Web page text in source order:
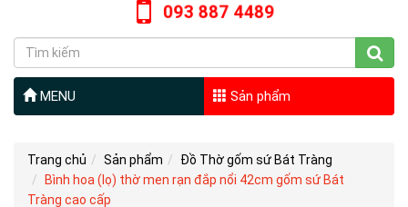
093 887 4489
MENU Sản phẩm
Trang chủ Sản phẩm
Đồ Thờ gốm sứ Bát Tràng
Bình hoa (lọ) thờ men rạn đắp nổi 42cm gốm sứ Bát
Tràng cao cấp